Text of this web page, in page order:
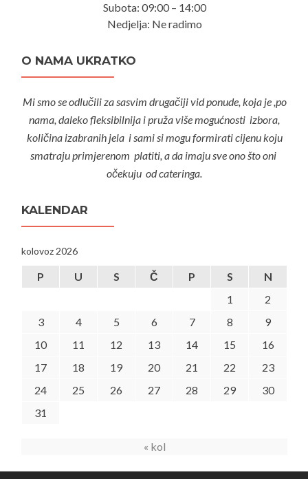
Subota: 09:00 – 14:00
Nedjelja: Ne radimo
O NAMA UKRATKO
Mi smo se odlučili za sasvim drugačiji vid ponude, koja je ,po
nama, daleko fleksibilnija i pruža više mogućnosti izbora,
količina izabranih jela i sami si mogu formirati cijenu koju
smatraju primjerenom platiti, a da imaju sve ono što oni
očekuju od cateringa.
KALENDAR
kolovoz 2026
P U S Č P S
N
1
2
3
4 5 6 7 8
9
10
11 12 13 14 15
16
17
18 19 20 21 22
23
24
25 26 27 28 29
30
31
« kol